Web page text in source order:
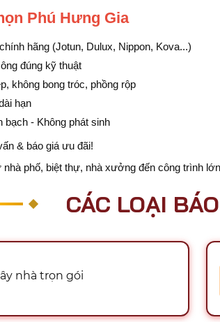
Phú Hưng Gia
hãng (Jotun, Dulux, Nippon, Kova...)
đúng kỹ thuật
không bong tróc, phồng rộp
hạn
bạch - Không phát sinh
& báo giá ưu đãi!
nhà phố, biệt thự, nhà xưởng đến công trình
CÁC LOẠI
nhà trọn gói